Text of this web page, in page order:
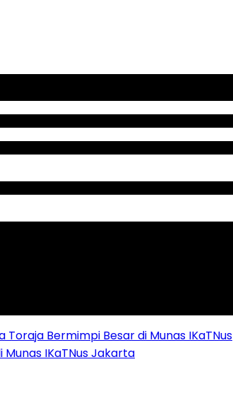
Bermimpi Besar di Munas IKaTNus
IKaTNus Jakarta